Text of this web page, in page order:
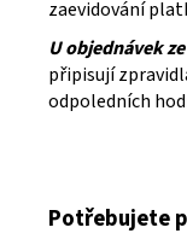
zaevidování
U objednávek
připisují
odpoledních
Potřebujete